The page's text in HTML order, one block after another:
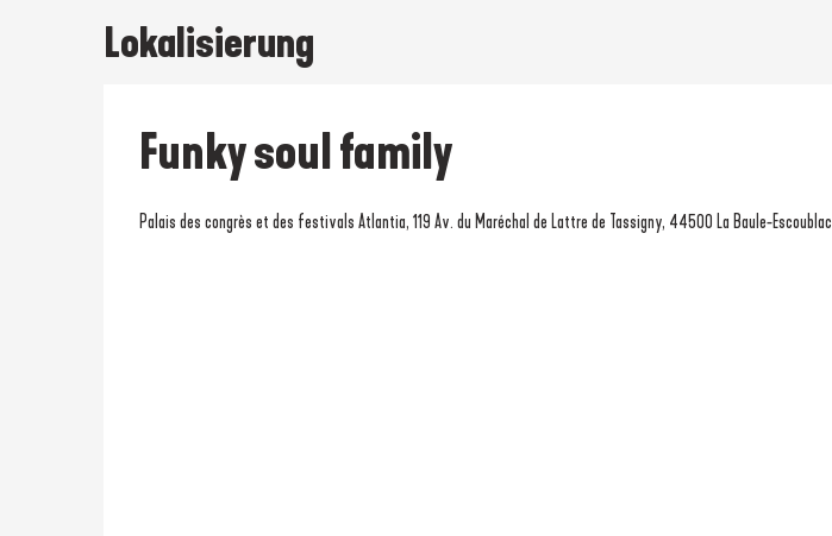
Lokalisierung
Funky soul family
Palais des congrès et des festivals Atlantia, 119 Av. du Maréchal de Lattre de Tassigny, 44500 La Baule-Escoublac